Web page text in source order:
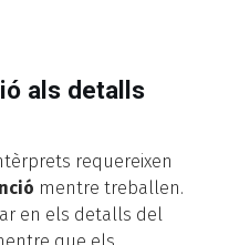
als detalls
requereixen
mentre treballen.
en els detalls del
que els